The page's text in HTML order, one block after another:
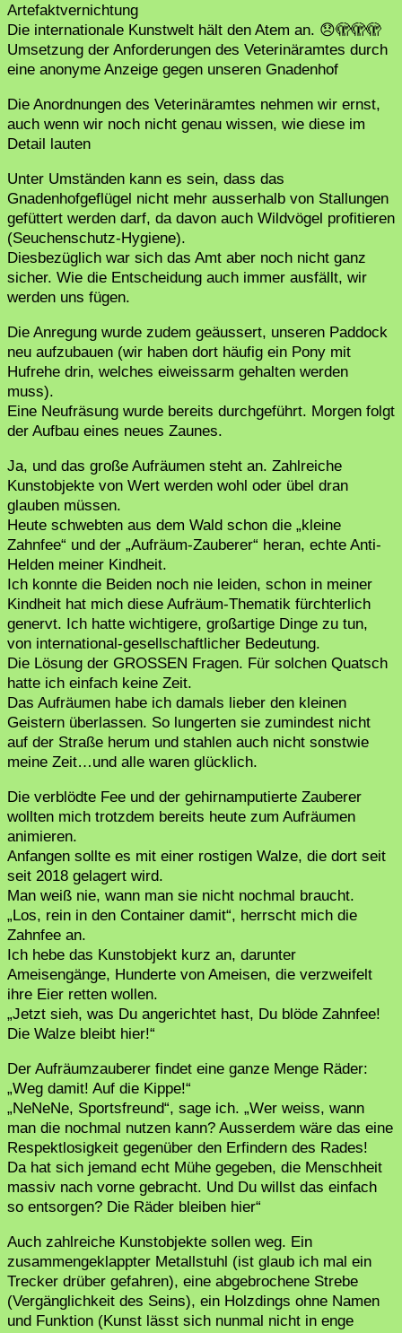
Artefaktvernichtung
Die internationale Kunstwelt hält den Atem an. 😞🫣🫣🫣
Umsetzung der Anforderungen des Veterinäramtes durch
eine anonyme Anzeige gegen unseren Gnadenhof
Die Anordnungen des Veterinäramtes nehmen wir ernst,
auch wenn wir noch nicht genau wissen, wie diese im
Detail lauten
Unter Umständen kann es sein, dass das
Gnadenhofgeflügel nicht mehr ausserhalb von Stallungen
gefüttert werden darf, da davon auch Wildvögel profitieren
(Seuchenschutz-Hygiene).
Diesbezüglich war sich das Amt aber noch nicht ganz
sicher. Wie die Entscheidung auch immer ausfällt, wir
werden uns fügen.
Die Anregung wurde zudem geäussert, unseren Paddock
neu aufzubauen (wir haben dort häufig ein Pony mit
Hufrehe drin, welches eiweissarm gehalten werden
muss).
Eine Neufräsung wurde bereits durchgeführt. Morgen folgt
der Aufbau eines neues Zaunes.
Ja, und das große Aufräumen steht an. Zahlreiche
Kunstobjekte von Wert werden wohl oder übel dran
glauben müssen.
Heute schwebten aus dem Wald schon die „kleine
Zahnfee“ und der „Aufräum-Zauberer“ heran, echte Anti-
Helden meiner Kindheit.
Ich konnte die Beiden noch nie leiden, schon in meiner
Kindheit hat mich diese Aufräum-Thematik fürchterlich
genervt. Ich hatte wichtigere, großartige Dinge zu tun,
von international-gesellschaftlicher Bedeutung.
Die Lösung der GROSSEN Fragen. Für solchen Quatsch
hatte ich einfach keine Zeit.
Das Aufräumen habe ich damals lieber den kleinen
Geistern überlassen. So lungerten sie zumindest nicht
auf der Straße herum und stahlen auch nicht sonstwie
meine Zeit…und alle waren glücklich.
Die verblödte Fee und der gehirnamputierte Zauberer
wollten mich trotzdem bereits heute zum Aufräumen
animieren.
Anfangen sollte es mit einer rostigen Walze, die dort seit
seit 2018 gelagert wird.
Man weiß nie, wann man sie nicht nochmal braucht.
„Los, rein in den Container damit“, herrscht mich die
Zahnfee an.
Ich hebe das Kunstobjekt kurz an, darunter
Ameisengänge, Hunderte von Ameisen, die verzweifelt
ihre Eier retten wollen.
„Jetzt sieh, was Du angerichtet hast, Du blöde Zahnfee!
Die Walze bleibt hier!“
Der Aufräumzauberer findet eine ganze Menge Räder:
„Weg damit! Auf die Kippe!“
„NeNeNe, Sportsfreund“, sage ich. „Wer weiss, wann
man die nochmal nutzen kann? Ausserdem wäre das eine
Respektlosigkeit gegenüber den Erfindern des Rades!
Da hat sich jemand echt Mühe gegeben, die Menschheit
massiv nach vorne gebracht. Und Du willst das einfach
so entsorgen? Die Räder bleiben hier“
Auch zahlreiche Kunstobjekte sollen weg. Ein
zusammengeklappter Metallstuhl (ist glaub ich mal ein
Trecker drüber gefahren), eine abgebrochene Strebe
(Vergänglichkeit des Seins), ein Holzdings ohne Namen
und Funktion (Kunst lässt sich nunmal nicht in enge